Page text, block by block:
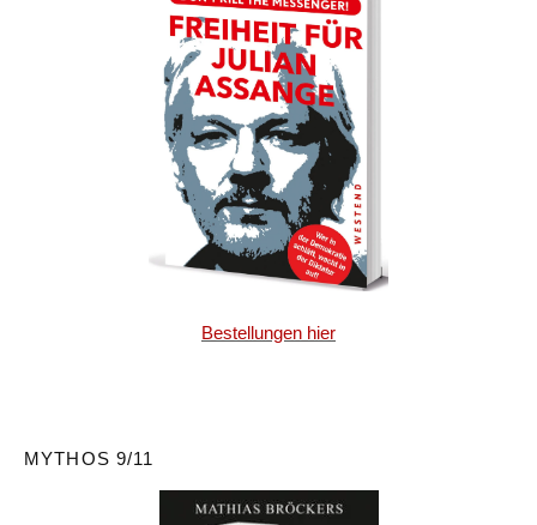
Bestellungen hier
MYTHOS 9/11